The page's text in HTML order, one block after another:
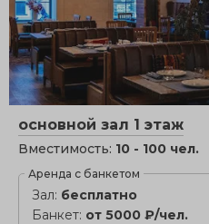
основной зал 1 этаж
Вместимость: 10 - 100 чел.
Аренда с банкетом
Зал: бесплатно
Банкет: от 5000 ₽/чел.